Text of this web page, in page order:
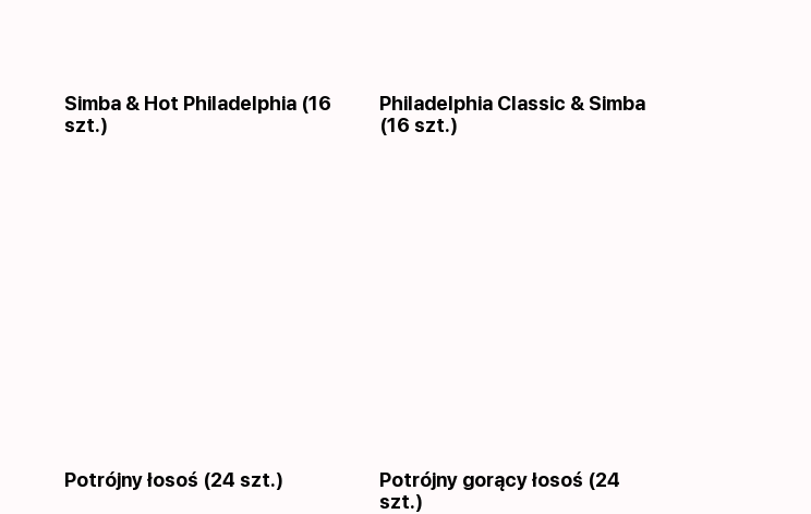
Simba & Hot Philadelphia (16
szt.)
Philadelphia Сlassic & Simba
(16 szt.)
Potrójny łosoś (24 szt.)
Potrójny gorący łosoś (24
szt.)